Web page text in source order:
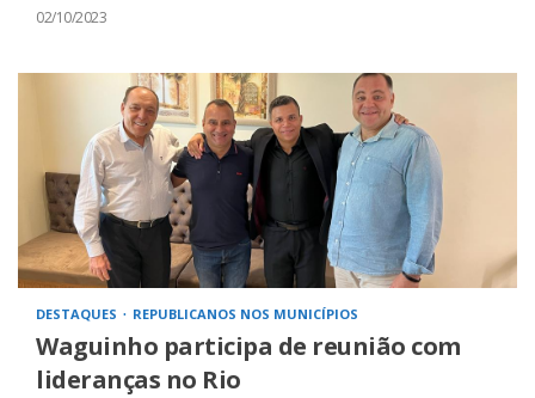
02/10/2023
DESTAQUES REPUBLICANOS NOS MUNICÍPIOS
Waguinho participa de reunião com
lideranças no Rio